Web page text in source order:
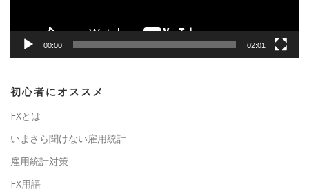
00:00 02:01
初心者にオススメ
FXとは
いまさら聞けない雇用統計
雇用統計対策
FX用語